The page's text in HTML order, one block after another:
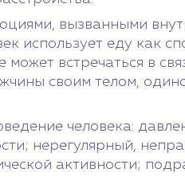
вызванными
использует еду как
встречаться в
своим телом,
человека:
нерегулярный,
активности;